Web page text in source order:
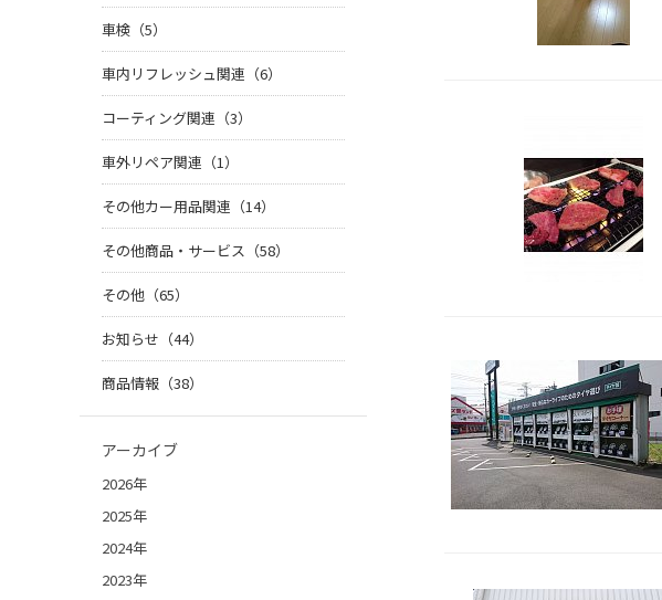
車検（5）
車内リフレッシュ関連（6）
コーティング関連（3）
車外リペア関連（1）
その他カー用品関連（14）
その他商品・サービス（58）
その他（65）
お知らせ（44）
商品情報（38）
アーカイブ
2026年
2025年
2024年
2023年